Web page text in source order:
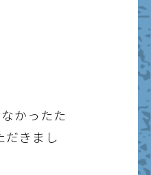
かったた
だきまし